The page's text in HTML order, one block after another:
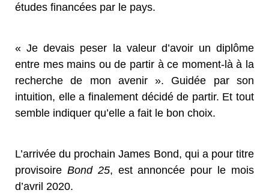
études financées par le pays.
« Je devais peser la valeur d’avoir un diplôme
entre mes mains ou de partir à ce moment-là à la
recherche de mon avenir ». Guidée par son
intuition, elle a finalement décidé de partir. Et tout
semble indiquer qu’elle a fait le bon choix.
L’arrivée du prochain James Bond, qui a pour titre
provisoire Bond 25, est annoncée pour le mois
d’avril 2020.